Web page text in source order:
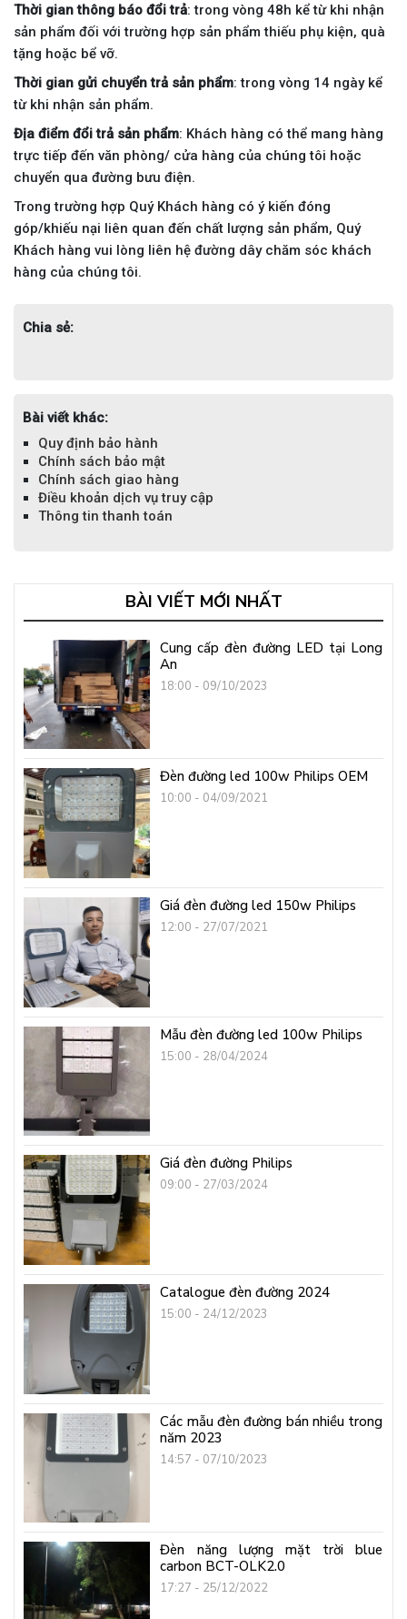
Thời gian thông báo đổi trả: trong vòng 48h kể từ khi nhận
sản phẩm đối với trường hợp sản phẩm thiếu phụ kiện, quà
tặng hoặc bể vỡ.
Thời gian gửi chuyển trả sản phẩm: trong vòng 14 ngày kể
từ khi nhận sản phẩm.
Địa điểm đổi trả sản phẩm: Khách hàng có thể mang hàng
trực tiếp đến văn phòng/ cửa hàng của chúng tôi hoặc
chuyển qua đường bưu điện.
Trong trường hợp Quý Khách hàng có ý kiến đóng
góp/khiếu nại liên quan đến chất lượng sản phẩm, Quý
Khách hàng vui lòng liên hệ đường dây chăm sóc khách
hàng của chúng tôi.
Chia sẻ:
Bài viết khác:
Quy định bảo hành
Chính sách bảo mật
Chính sách giao hàng
Điều khoản dịch vụ truy cập
Thông tin thanh toán
BÀI VIẾT MỚI NHẤT
Cung cấp đèn đường LED tại Long
An
18:00 - 09/10/2023
Đèn đường led 100w Philips OEM
10:00 - 04/09/2021
Giá đèn đường led 150w Philips
12:00 - 27/07/2021
Mẫu đèn đường led 100w Philips
15:00 - 28/04/2024
Giá đèn đường Philips
09:00 - 27/03/2024
Catalogue đèn đường 2024
15:00 - 24/12/2023
Các mẫu đèn đường bán nhiều trong
năm 2023
14:57 - 07/10/2023
Đèn năng lượng mặt trời blue
carbon BCT-OLK2.0
17:27 - 25/12/2022